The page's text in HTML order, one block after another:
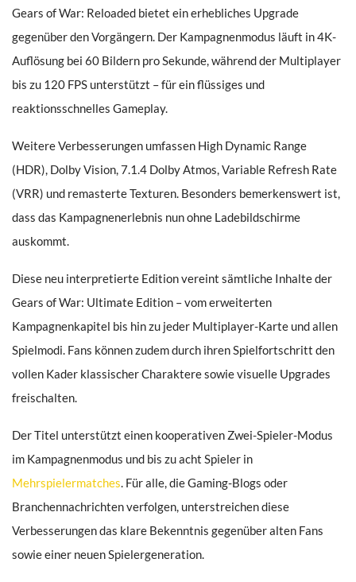
Gears of War: Reloaded bietet ein erhebliches Upgrade
gegenüber den Vorgängern. Der Kampagnenmodus läuft in 4K-
Auflösung bei 60 Bildern pro Sekunde, während der Multiplayer
bis zu 120 FPS unterstützt – für ein flüssiges und
reaktionsschnelles Gameplay.
Weitere Verbesserungen umfassen High Dynamic Range
(HDR), Dolby Vision, 7.1.4 Dolby Atmos, Variable Refresh Rate
(VRR) und remasterte Texturen. Besonders bemerkenswert ist,
dass das Kampagnenerlebnis nun ohne Ladebildschirme
auskommt.
Diese neu interpretierte Edition vereint sämtliche Inhalte der
Gears of War: Ultimate Edition – vom erweiterten
Kampagnenkapitel bis hin zu jeder Multiplayer-Karte und allen
Spielmodi. Fans können zudem durch ihren Spielfortschritt den
vollen Kader klassischer Charaktere sowie visuelle Upgrades
freischalten.
Der Titel unterstützt einen kooperativen Zwei-Spieler-Modus
im Kampagnenmodus und bis zu acht Spieler in
Mehrspielermatches. Für alle, die Gaming-Blogs oder
Branchennachrichten verfolgen, unterstreichen diese
Verbesserungen das klare Bekenntnis gegenüber alten Fans
sowie einer neuen Spielergeneration.